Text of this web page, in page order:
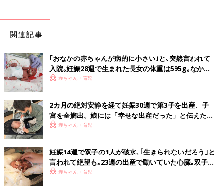
関連記事
｢おなかの赤ちゃんが病的に小さい｣と､突然言われて
入院｡妊娠28週で生まれた長女の体重は595g｡なかな
か会えない日々に涙した【低出生体重児】
赤ちゃん・育児
2カ月の絶対安静を経て妊娠30週で第3子を出産、子
宮を全摘出。娘には「幸せな出産だった」と伝えたい
【極低出生体重児】
赤ちゃん・育児
妊娠14週で双子の1人が破水､｢生きられないだろう｣と
言われて絶望も｡23週の出産で動いていた心臓｡双子の
生命力に涙した【低出生体重児】
赤ちゃん・育児